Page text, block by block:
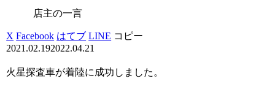
店主の一言
X Facebook はてブ LINE コピー
2021.02.192022.04.21
火星探査車が着陸に成功しました。